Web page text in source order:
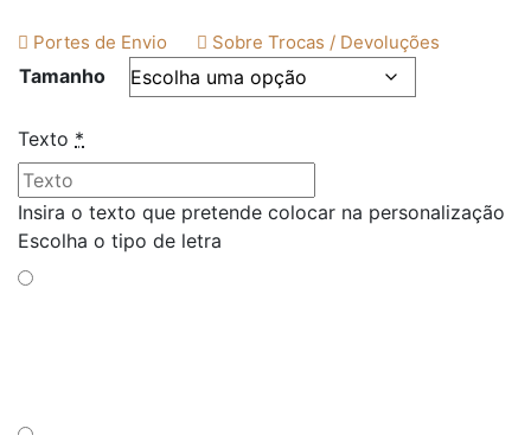
Portes de Envio Sobre Trocas / Devoluções
Tamanho
Texto *
Insira o texto que pretende colocar na personalização
Escolha o tipo de letra